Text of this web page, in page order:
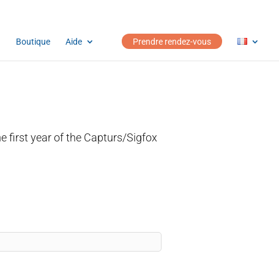
Boutique Aide Prendre rendez-vous
first year of the Capturs/Sigfox